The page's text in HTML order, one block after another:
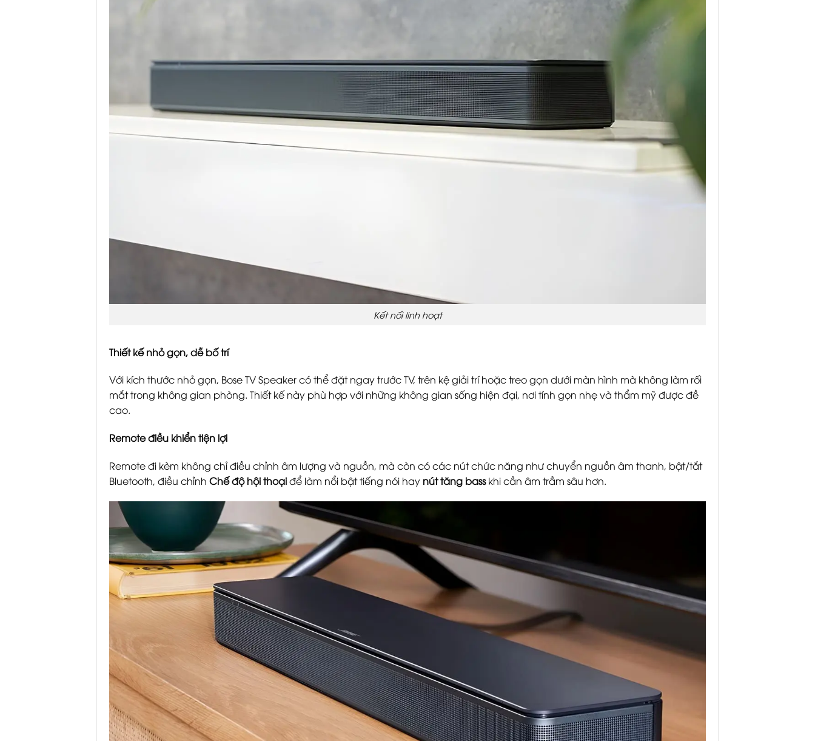
Kết nối linh hoạt
Thiết kế nhỏ gọn, dễ bố trí
Với kích thước nhỏ gọn, Bose TV Speaker có thể đặt ngay trước TV, trên kệ giải trí hoặc treo gọn dưới màn hình mà không làm rối
mắt trong không gian phòng. Thiết kế này phù hợp với những không gian sống hiện đại, nơi tính gọn nhẹ và thẩm mỹ được đề
cao.
Remote điều khiển tiện lợi
Remote đi kèm không chỉ điều chỉnh âm lượng và nguồn, mà còn có các nút chức năng như chuyển nguồn âm thanh, bật/tắt
Bluetooth, điều chỉnh Chế độ hội thoạiđể làm nổi bật tiếng nói hay nút tăng basskhi cần âm trầm sâu hơn.